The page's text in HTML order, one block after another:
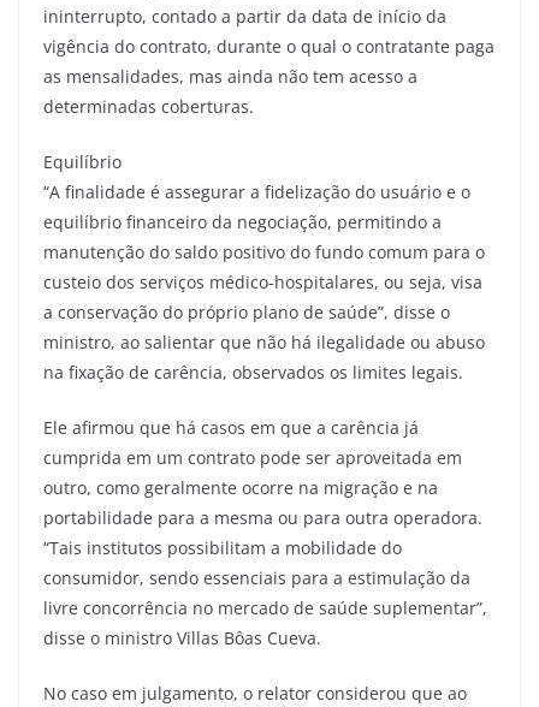
ininterrupto, contado a partir da data de início da
vigência do contrato, durante o qual o contratante paga
as mensalidades, mas ainda não tem acesso a
determinadas coberturas.
Equilíbrio
“A finalidade é assegurar a fidelização do usuário e o
equilíbrio financeiro da negociação, permitindo a
manutenção do saldo positivo do fundo comum para o
custeio dos serviços médico-hospitalares, ou seja, visa
a conservação do próprio plano de saúde”, disse o
ministro, ao salientar que não há ilegalidade ou abuso
na fixação de carência, observados os limites legais.
Ele afirmou que há casos em que a carência já
cumprida em um contrato pode ser aproveitada em
outro, como geralmente ocorre na migração e na
portabilidade para a mesma ou para outra operadora.
“Tais institutos possibilitam a mobilidade do
consumidor, sendo essenciais para a estimulação da
livre concorrência no mercado de saúde suplementar”,
disse o ministro Villas Bôas Cueva.
No caso em julgamento, o relator considerou que ao